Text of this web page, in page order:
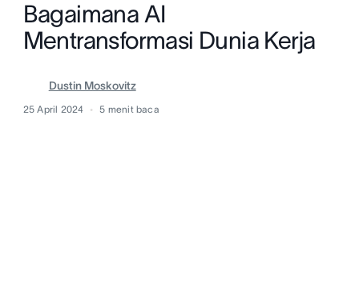
Bagaimana AI
Mentransformasi Dunia Kerja
Dustin Moskovitz
25 April 2024 5 menit baca